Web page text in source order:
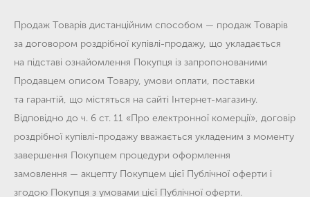
Продаж Товарів дистанційним способом — продаж Товарів
за договором роздрібної купівлі-продажу, що укладається
на підставі ознайомлення Покупця із запропонованими
Продавцем описом Товару, умови оплати, поставки
та гарантій, що містяться на сайті Інтернет-магазину.
Відповідно до ч. 6 ст. 11 «Про електронної комерції», договір
роздрібної купівлі-продажу вважається укладеним з моменту
завершення Покупцем процедури оформлення
замовлення — акцепту Покупцем цієї Публічної оферти і
згодою Покупця з умовами цієї Публічної оферти.